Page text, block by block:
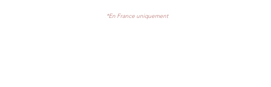
*En France uniquement